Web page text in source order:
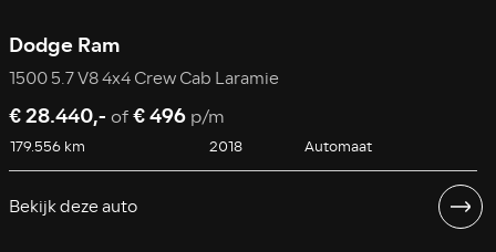
Dodge Ram
1500 5.7 V8 4x4 Crew Cab Laramie
€ 28.440,- of€ 496 p/m
179.556 km 2018 Automaat
Bekijk deze auto